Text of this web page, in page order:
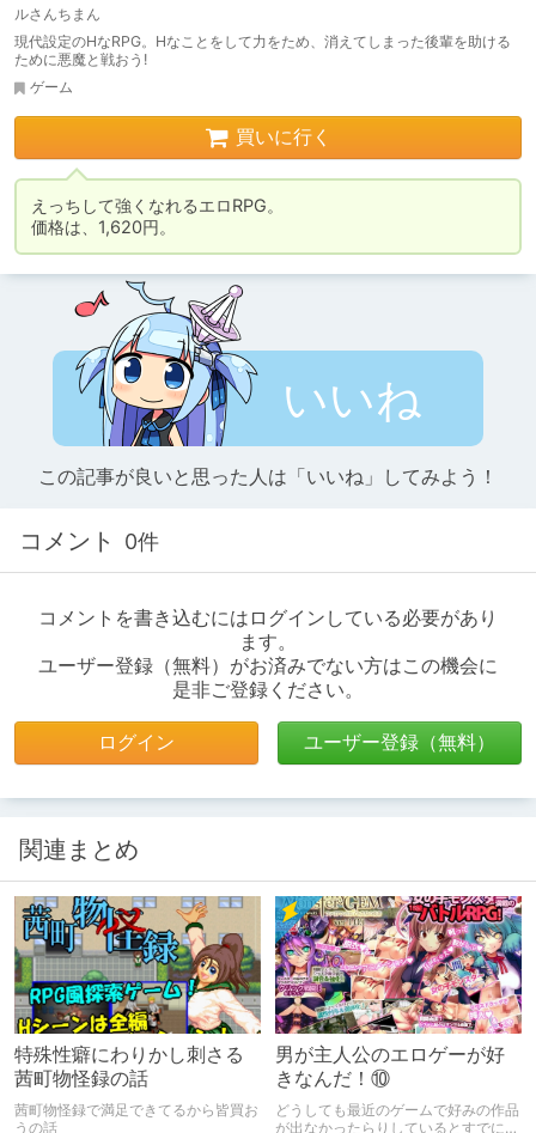
ルさんちまん
現代設定のHなRPG。Hなことをして力をため、消えてしまった後輩を助ける
ために悪魔と戦おう!
ゲーム
買いに行く
えっちして強くなれるエロRPG。
価格は、1,620円。
いいね
この記事が良いと思った人は「いいね」してみよう！
コメント 0件
コメントを書き込むにはログインしている必要があり
ます。
ユーザー登録（無料）がお済みでない方はこの機会に
是非ご登録ください。
ログイン ユーザー登録（無料）
関連まとめ
特殊性癖にわりかし刺さる
茜町物怪録の話
茜町物怪録で満足できてるから皆買お
うの話
男が主人公のエロゲーが好
きなんだ！⑩
どうしても最近のゲームで好みの作品
が出なかったらりしているとすでに購